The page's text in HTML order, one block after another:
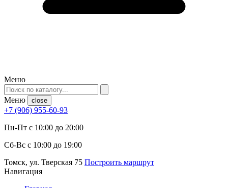
Меню
Меню close
+7 (906) 955-60-93
Пн-Пт с 10:00 до 20:00
Сб-Вс с 10:00 до 19:00
Томск, ул. Тверская 75 Построить маршрут
Навигация